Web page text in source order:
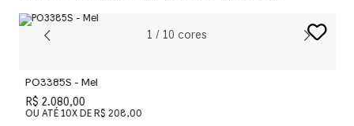
1 / 10 cores
PO3385S - Mel
R$ 2.080,00
OU ATÉ 10X DE R$ 208,00